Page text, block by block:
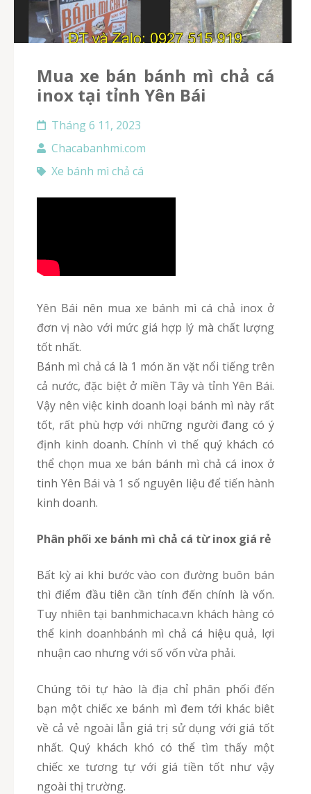
Mua xe bán bánh mì chả cá
inox tại tỉnh Yên Bái
Tháng 6 11, 2023
Chacabanhmi.com
Xe bánh mì chả cá
Yên Bái nên mua xe bánh mì cá chả inox ở
đơn vị nào với mức giá hợp lý mà chất lượng
tốt nhất.
Bánh mì chả cá là 1 món ăn vặt nổi tiếng trên
cả nước, đặc biệt ở miền Tây và tỉnh Yên Bái.
Vậy nên việc kinh doanh loại bánh mì này rất
tốt, rất phù hợp với những người đang có ý
định kinh doanh. Chính vì thế quý khách có
thể chọn mua xe bán bánh mì chả cá inox ở
tinh Yên Bái và 1 số nguyên liệu để tiến hành
kinh doanh.
Phân phối xe bánh mì chả cá từ inox giá rẻ
Bất kỳ ai khi bước vào con đường buôn bán
thì điểm đầu tiên cần tính đến chính là vốn.
Tuy nhiên tại banhmichaca.vn khách hàng có
thể kinh doanhbánh mì chả cá hiệu quả, lợi
nhuận cao nhưng với số vốn vừa phải.
Chúng tôi tự hào là địa chỉ phân phối đến
bạn một chiếc xe bánh mì đem tới khác biêt
về cả vẻ ngoài lẫn giá trị sử dụng với giá tốt
nhất. Quý khách khó có thể tìm thấy một
chiếc xe tương tự với giá tiền tốt như vậy
ngoài thị trường.